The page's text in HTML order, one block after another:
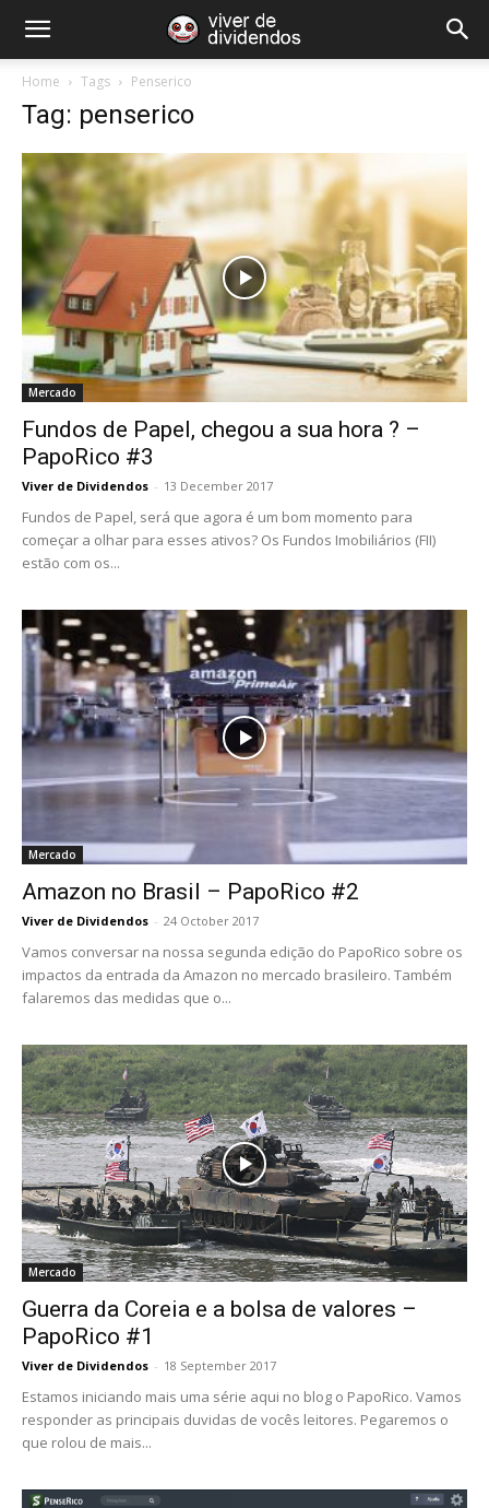
Home Tags Penserico
Tag: penserico
Mercado
Fundos de Papel, chegou a sua hora ? –
PapoRico #3
Viver de Dividendos - 13 December 2017
Fundos de Papel, será que agora é um bom momento para
começar a olhar para esses ativos? Os Fundos Imobiliários (FII)
estão com os...
Mercado
Amazon no Brasil – PapoRico #2
Viver de Dividendos - 24 October 2017
Vamos conversar na nossa segunda edição do PapoRico sobre os
impactos da entrada da Amazon no mercado brasileiro. Também
falaremos das medidas que o...
Mercado
Guerra da Coreia e a bolsa de valores –
PapoRico #1
Viver de Dividendos - 18 September 2017
Estamos iniciando mais uma série aqui no blog o PapoRico. Vamos
responder as principais duvidas de vocês leitores. Pegaremos o
que rolou de mais...